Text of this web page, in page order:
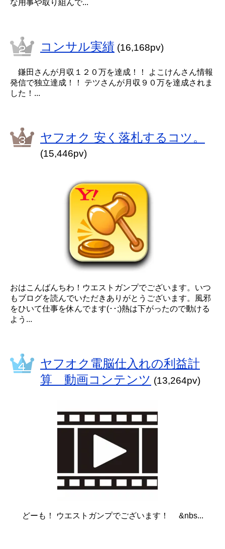
な用事や取り組んで...
コンサル実績 (16,168pv)
鎌田さんが月収１２０万を達成！！ よこけんさん情報
発信で独立達成！！ テツさんが月収９０万を達成されま
した！...
ヤフオク 安く落札するコツ。
(15,446pv)
おはこんばんちわ！ウエストガンプでございます。いつ
もブログを読んでいただきありがとうございます。風邪
をひいて仕事を休んでます(･･;)熱は下がったので動ける
よう...
ヤフオク電脳仕入れの利益計
算 動画コンテンツ (13,264pv)
どーも！ ウエストガンプでございます！ &nbs...